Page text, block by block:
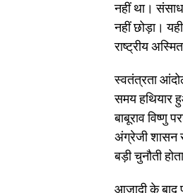
नहीं था।
नहीं छोड़ा।
राष्ट्रीय
स्वतंत्रता
समय हथियार
बाबूराव विष्णु
अंग्रेजी शासन
बड़ी चुनौती
आजादी के बाद